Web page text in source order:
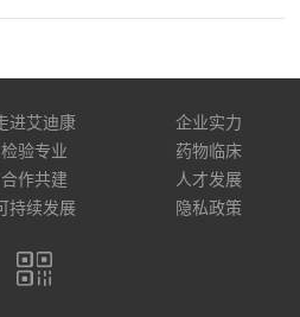
进艾迪康
企业实力
检验专业
药物临床
合作共建
人才发展
持续发展 隐私政策